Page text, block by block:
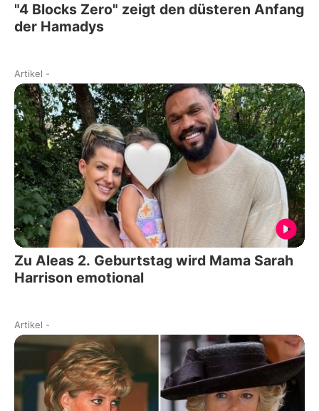
"4 Blocks Zero" zeigt den düsteren Anfang
der Hamadys
Artikel -
Zu Aleas 2. Geburtstag wird Mama Sarah
Harrison emotional
Artikel -